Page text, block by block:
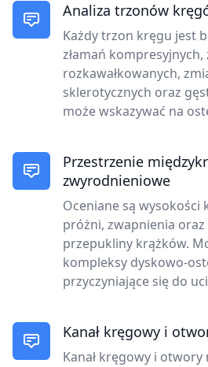
Analiza trzonów
Każdy trzon kręgu jest
złamań kompresyjnych,
rozkawałkowanych,
sklerotycznych oraz
może wskazywać na
Przestrzenie
zwyrodnieniowe
Oceniane są wysokości
próżni, zwapnienia
przepukliny krążków.
kompleksy dyskowo-
przyczyniające się do
Kanał kręgowy i
Kanał kręgowy i